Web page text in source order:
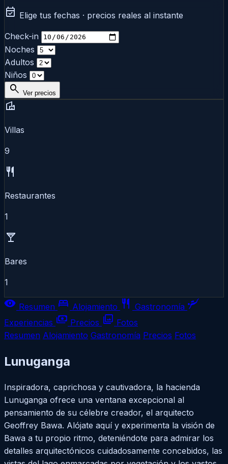
event_available Elige tus fechas · precios reales al instante
Check-in
Noches
Adultos
Niños
search Ver precios
villa
Villas
9
restaurant
Restaurantes
1
local_bar
Bares
1
visibility Resumen bed Alojamiento restaurant Gastronomía scuba_diving
Experiencias payments Precios photo_library Fotos
Resumen Alojamiento Gastronomía Precios Fotos
Lunuganga
Inspiradora, caprichosa y cautivadora, la hacienda
Lunuganga ofrece una ventana excepcional al
pensamiento de su célebre creador, el arquitecto
Geoffrey Bawa. Alójate aquí y experimenta la visión de
Bawa a tu propio ritmo, deteniéndote para admirar los
detalles arquitectónicos cuidadosamente concebidos, las